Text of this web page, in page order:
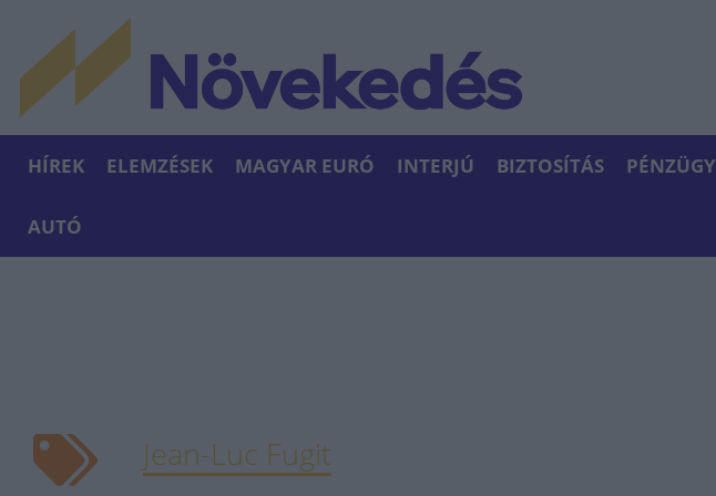
HÍREK ELEMZÉSEK MAGYAR EURÓ INTERJÚ BIZTOSÍTÁS PÉNZÜGY
AUTÓ
Jean-Luc Fugit